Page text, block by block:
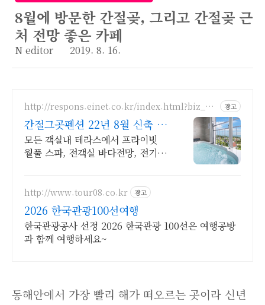
8월에 방문한 간절곶, 그리고 간절곶 근
처 전망 좋은 카페
N editor 2019. 8. 16.
http://respons.einet.co.kr/index.html?biz_co
광고
간절그곳펜션 22년 8월 신축 월
풀 스파
모든 객실내 테라스에서 프라이빗
월풀 스파, 전객실 바다전망, 전기그
곳.co.kr
http://www.tour08.co.kr 광고
2026 한국관광100선여행
한국관광공사 선정 2026 한국관광 100선은 여행공방
과 함께 여행하세요~
동해안에서 가장 빨리 해가 떠오르는 곳이라 신년